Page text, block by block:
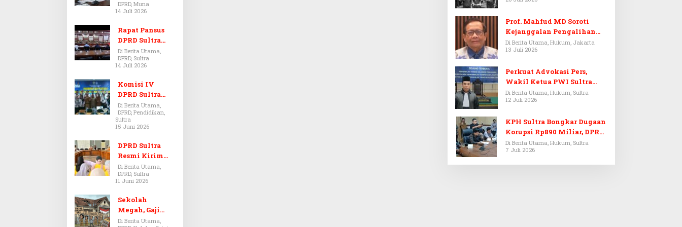
Dugaan Jual
Beli Tanah
Bermasalah di
Muna
DPRD, Muna
14 Juli 2026
Rapat Pansus
DPRD Sultra
Diskors Dua
Kali Akibat
Ketidakhadira
n Pj Sekda
Di Berita Utama,
DPRD, Sultra
14 Juli 2026
Komisi IV
DPRD Sultra
Kawal Hak
Guru,
Rencanakan
Pendidikan
Di Berita Utama,
DPRD, Pendidikan,
Sultra
15 Juni 2026
DPRD Sultra
Resmi Kirim
Aspirasi Tolak
Peraturan
BPOM No. 5
Tahun 2026 ke
Komisi IX DPR
Di Berita Utama,
DPRD, Sultra
11 Juni 2026
Sekolah
Megah, Gaji
Guru Berdarah-
Di Berita Utama,
Prof. Mahfud MD Soroti
Kejanggalan Pengalihan
Penyelidikan Tersangka
Febrie Adriansyah
Di Berita Utama, Hukum, Jakarta
13 Juli 2026
Perkuat Advokasi Pers,
Wakil Ketua PWI Sultra
Resmi Dilantik Menjadi
Advokat PERADI
Di Berita Utama, Hukum, Sultra
12 Juli 2026
KPH Sultra Bongkar Dugaan
Korupsi Rp890 Miliar, DPRD
Sultra Gelar RDP
Di Berita Utama, Hukum, Sultra
7 Juli 2026